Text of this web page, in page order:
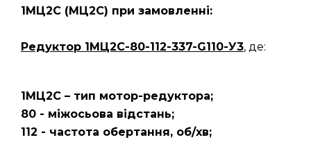
1МЦ2С (МЦ2С) при замовленні:
Редуктор 1МЦ2С-80-112-337-G110-У3, де:
1МЦ2С – тип мотор-редуктора;
80 - міжосьова відстань;
112 - частота обертання, об/хв;